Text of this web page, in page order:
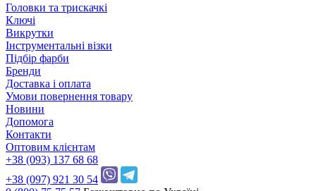
Головки та трискачкі
Ключі
Викрутки
Інструментальні візки
Підбір фарби
Бренди
Доставка і оплата
Умови повернення товару
Новини
Допомога
Контакти
Оптовим клієнтам
+38 (093) 137 68 68
+38 (097) 921 30 54